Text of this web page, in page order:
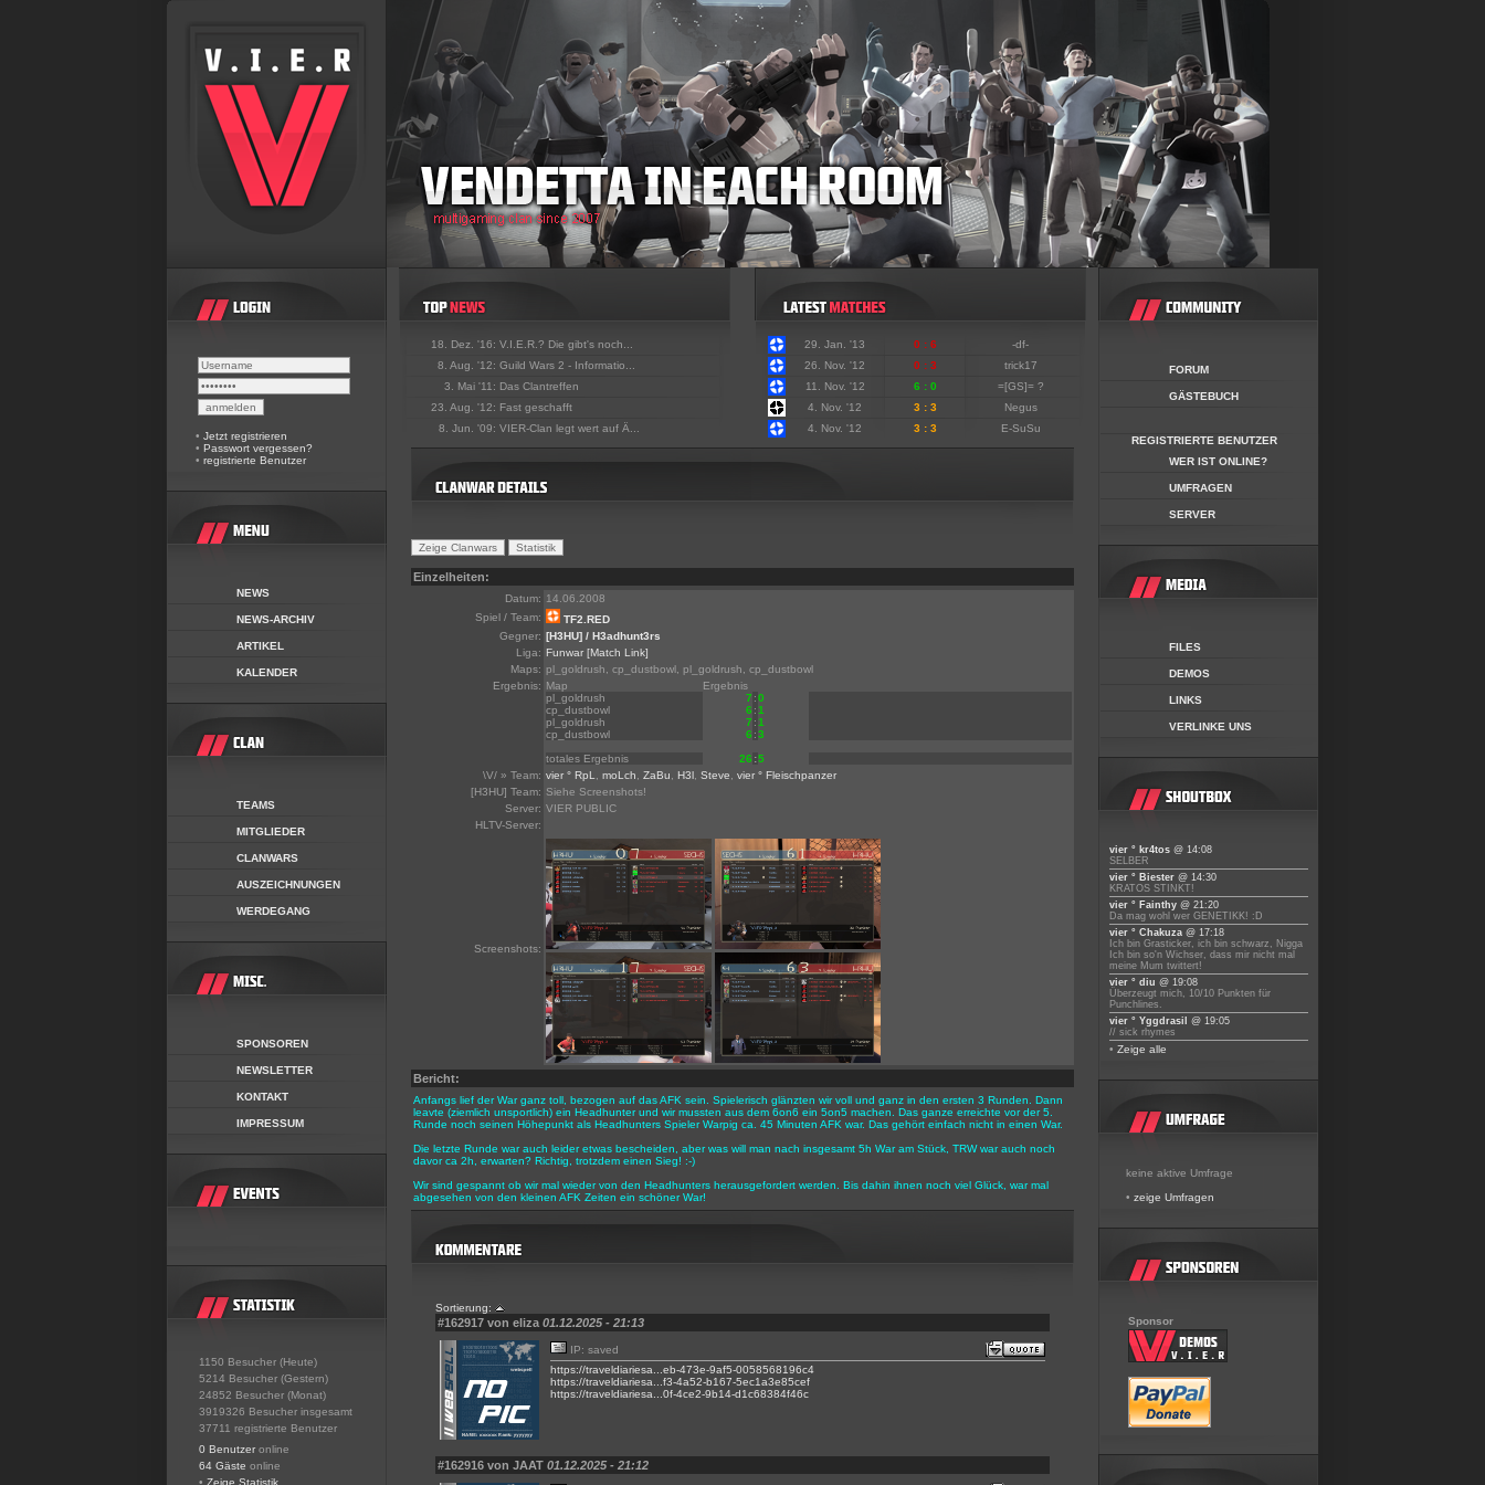
• Jetzt registrieren
• Passwort vergessen?
• registrierte Benutzer
NEWS
NEWS-ARCHIV
ARTIKEL
KALENDER
TEAMS
MITGLIEDER
CLANWARS
AUSZEICHNUNGEN
WERDEGANG
SPONSOREN
NEWSLETTER
KONTAKT
IMPRESSUM
1150 Besucher (Heute)
5214 Besucher (Gestern)
24852 Besucher (Monat)
3919326 Besucher insgesamt
37711 registrierte Benutzer
0 Benutzer online
64 Gäste online
• Zeige Statistik
18. Dez. '16: V.I.E.R.? Die gibt's noch...
8. Aug. '12: Guild Wars 2 - Informatio...
3. Mai '11: Das Clantreffen
23. Aug. '12: Fast geschafft
8. Jun. '09: VIER-Clan legt wert auf Ä...
29. Jan. '13 0 : 6
-df-
26. Nov. '12
0 : 3
trick17
11. Nov. '12
6 : 0
=[GS]= ?
4. Nov. '12
3 : 3
Negus
4. Nov. '12
3 : 3 E-SuSu
Einzelheiten:
Datum: 14.06.2008
Spiel / Team:
TF2.RED
Gegner: [H3HU] / H3adhunt3rs
Liga: Funwar [Match Link]
Maps: pl_goldrush, cp_dustbowl, pl_goldrush, cp_dustbowl
Ergebnis: Map
Ergebnis
pl_goldrush
7 :0
cp_dustbowl
6 :1
pl_goldrush
7 :1
cp_dustbowl
6 :3
totales Ergebnis
26 :5
\V/ » Team: vier ° RpL moLch ZaBu H3l Steve
vier ° Fleischpanzer
[H3HU] Team: Siehe Screenshots!
Server: VIER PUBLIC
HLTV-Server:
Screenshots:
Bericht:
Anfangs lief der War ganz toll, bezogen auf das AFK sein. Spielerisch glänzten wir voll und ganz in den ersten 3 Runden. Dann
leavte (ziemlich unsportlich) ein Headhunter und wir mussten aus dem 6on6 ein 5on5 machen. Das ganze erreichte vor der 5.
Runde noch seinen Höhepunkt als Headhunters Spieler Warpig ca. 45 Minuten AFK war. Das gehört einfach nicht in einen War.
Die letzte Runde war auch leider etwas bescheiden, aber was will man nach insgesamt 5h War am Stück, TRW war auch noch
davor ca 2h, erwarten? Richtig, trotzdem einen Sieg! :-)
Wir sind gespannt ob wir mal wieder von den Headhunters herausgefordert werden. Bis dahin ihnen noch viel Glück, war mal
abgesehen von den kleinen AFK Zeiten ein schöner War!
Sortierung:
#162917 von eliza 01.12.2025 - 21:13
IP: saved
https://traveldiariesa...eb-473e-9af5-0058568196c4
https://traveldiariesa...f3-4a52-b167-5ec1a3e85cef
https://traveldiariesa...0f-4ce2-9b14-d1c68384f46c
#162916 von JAAT 01.12.2025 - 21:12
FORUM
GÄSTEBUCH
REGISTRIERTE BENUTZER
WER IST ONLINE?
UMFRAGEN
SERVER
FILES
DEMOS
LINKS
VERLINKE UNS
vier ° kr4tos @ 14:08
SELBER
vier ° Biester @ 14:30
KRATOS STINKT!
vier ° Fainthy @ 21:20
Da mag wohl wer GENETIKK! :D
vier ° Chakuza @ 17:18
Ich bin Grasticker, ich bin schwarz, Nigga
Ich bin so'n Wichser, dass mir nicht mal
meine Mum twittert!
vier ° diu @ 19:08
Überzeugt mich, 10/10 Punkten für
Punchlines.
vier ° Yggdrasil
@ 19:05
// sick rhymes
• Zeige alle
keine aktive Umfrage
• zeige Umfragen
Sponsor